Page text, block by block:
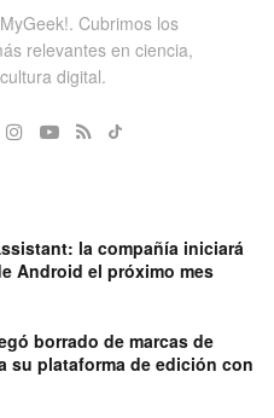
Cubrimos los
relevantes en ciencia,
digital.
la compañía iniciará
Android el próximo mes
borrado de marcas de
su plataforma de edición con